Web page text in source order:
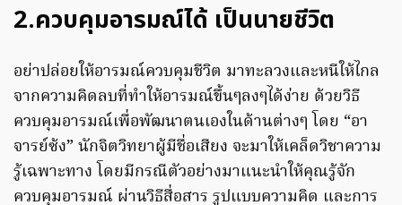
2.ควบคุมอารมณ์ได้ เป็นนายชีวิต
อย่าปล่อยให้อารมณ์ควบคุมชีวิต มาทะลวงและหนีให้ไกล
จากความคิดลบที่ทำให้อารมณ์ขึ้นๆลงๆได้ง่าย ด้วยวิธี
ควบคุมอารมณ์เพื่อพัฒนาตนเองในด้านต่างๆ โดย “อา
จารย์ซ้ง” นักจิตวิทยาผู้มีชื่อเสียง จะมาให้เคล็ดวิชาความ
รู้เฉพาะทาง โดยมีกรณีตัวอย่างมาแนะนำให้คุณรู้จัก
ควบคุมอารมณ์ ผ่านวิธีสื่อสาร รูปแบบความคิด และการ